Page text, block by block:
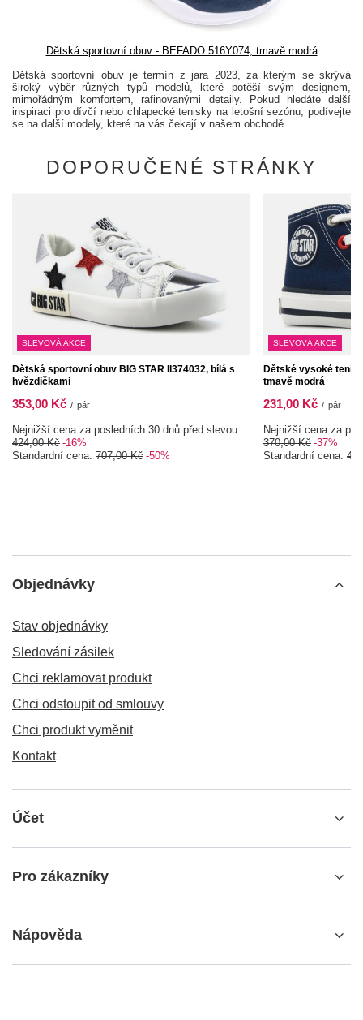
Dětská sportovní obuv - BEFADO 516Y074, tmavě modrá
Dětská sportovní obuv je termín z jara 2023, za kterým se skrývá
široký výběr různých typů modelů, které potěší svým designem,
mimořádným komfortem, rafinovanými detaily. Pokud hledáte další
inspiraci pro dívčí nebo chlapecké tenisky na letošní sezónu, podívejte
se na další modely, které na vás čekají v našem obchodě.
DOPORUČENÉ STRÁNKY
SLEVOVÁ AKCE
Dětská sportovní obuv BIG STAR II374032, bílá s
hvězdičkami
353,00 Kč / pár
Nejnižší cena za posledních 30 dnů před slevou:
424,00 Kč -16%
Standardní cena: 707,00 Kč -50%
SLEVOVÁ AKCE
Dětské vysoké
tmavě modrá
231,00 Kč / pár
Nejnižší cena za
370,00 Kč -37%
Standardní cena:
Objednávky
Stav objednávky
Sledování zásilek
Chci reklamovat produkt
Chci odstoupit od smlouvy
Chci produkt vyměnit
Kontakt
Účet
Pro zákazníky
Nápověda